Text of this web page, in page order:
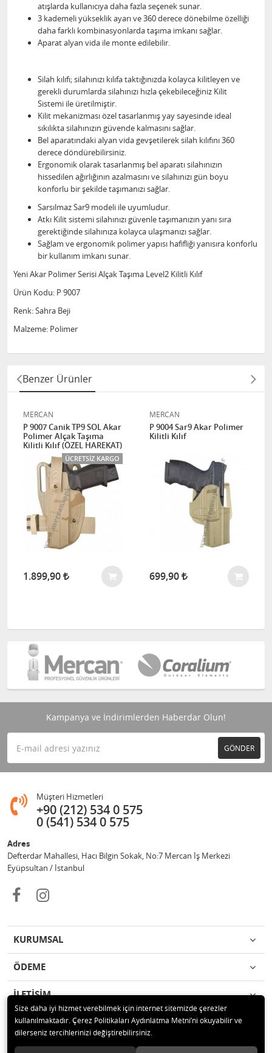
atışlarda kullanıcıya daha fazla seçenek sunar.
3 kademeli yükseklik ayarı ve 360 derece dönebilme özelliği
daha farklı kombinasyonlarda taşıma imkanı sağlar.
Aparat alyan vida ile monte edilebilir.
Silah kılıfı; silahınızı kılıfa taktığınızda kolayca kilitleyen ve
gerekli durumlarda silahınızı hızla çekebileceğiniz Kilit
Sistemi ile üretilmiştir.
Kilit mekanizması özel tasarlanmış yay sayesinde ideal
sıkılıkta silahınızın güvende kalmasını sağlar.
Bel aparatındaki alyan vida gevşetilerek silah kılıfını 360
derece döndürebilirsiniz.
Ergonomik olarak tasarlanmış bel aparatı silahınızın
hissedilen ağırlığının azalmasını ve silahınızı gün boyu
konforlu bir şekilde taşımanızı sağlar.
Sarsılmaz Sar9 modeli ile uyumludur.
Atkı Kilit sistemi silahınızı güvenle taşımanızın yanı sıra
gerektiğinde silahınıza kolayca ulaşmanızı sağlar.
Sağlam ve ergonomik polimer yapısı hafifliği yanısıra konforlu
bir kullanım imkanı sunar.
Yeni Akar Polimer Serisi Alçak Taşıma Level2 Kilitli Kılıf
Ürün Kodu: P 9007
Renk: Sahra Beji
Malzeme: Polimer
Benzer Ürünler
MERCAN
P 9007 Canik TP9 SOL Akar
Polimer Alçak Taşıma
Kilitli Kılıf (ÖZEL HAREKAT)
ÜCRETSIZ KARGO
1.899,90
MERCAN
P 9004 Sar9 Akar Polimer
Kilitli Kılıf
699,90
Kampanya ve İndirimlerden Haberdar Olun!
GÖNDER
Müşteri Hizmetleri
+90 (212) 534 0 575
0 (541) 534 0 575
Adres
Defterdar Mahallesi, Hacı Bilgin Sokak, No:7 Mercan İş Merkezi
Eyüpsultan / İstanbul
KURUMSAL
ÖDEME
İLETİŞİM
© 2018 MERCAN PROFESYONEL GÜVENLİK ÜRÜNLERİ Tüm hakları
saklıdır.
Size daha iyi hizmet verebilmek için internet sitemizde çerezler
kullanılmaktadır. Çerez Politikaları Aydınlatma Metni’ni okuyabilir ve
dilerseniz tercihlerinizi değiştirebilirsiniz.